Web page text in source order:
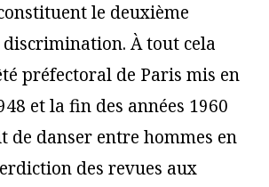
le deuxième
À tout cela
préfectoral de Paris mis en
et la fin des années 1960
de danser entre hommes en
des revues aux